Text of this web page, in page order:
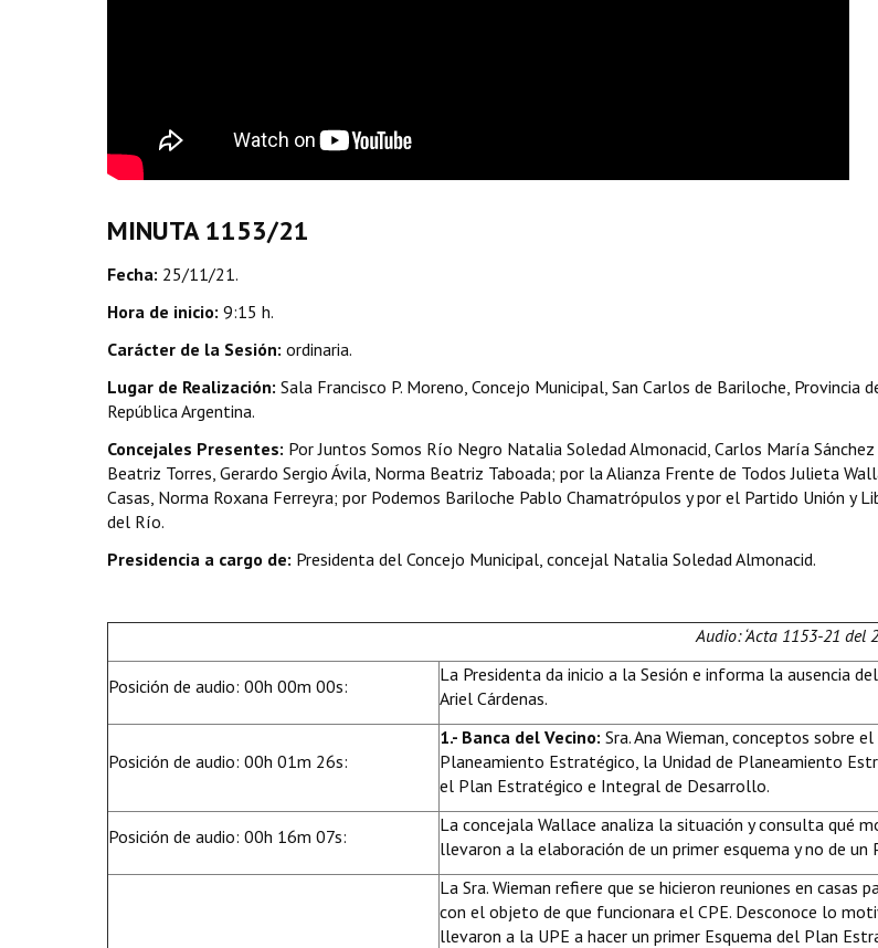
MINUTA 1153/21
Fecha: 25/11/21.
Hora de inicio: 9:15 h.
Carácter de la Sesión: ordinaria.
Lugar de Realización: Sala Francisco P. Moreno, Concejo Municipal, San Carlos de Bariloche, Provincia
República Argentina.
Concejales Presentes: Por Juntos Somos Río Negro Natalia Soledad Almonacid, Carlos María
Beatriz Torres, Gerardo Sergio Ávila, Norma Beatriz Taboada; por la Alianza Frente de Todos Julieta
Casas, Norma Roxana Ferreyra; por Podemos Bariloche Pablo Chamatrópulos y por el Partido Unión y
del Río.
Presidencia a cargo de: Presidenta del Concejo Municipal, concejal Natalia Soledad Almonacid.
Audio: ‘Acta 1153-21 del
Posición de audio: 00h 00m 00s:
La Presidenta da inicio a la Sesión e informa la ausencia
Ariel Cárdenas.
Posición de audio: 00h 01m 26s:
1.- Banca del Vecino: Sra. Ana Wieman, conceptos sobre el
Planeamiento Estratégico, la Unidad de Planeamiento
el Plan Estratégico e Integral de Desarrollo.
Posición de audio: 00h 16m 07s:
La concejala Wallace analiza la situación y consulta qué
llevaron a la elaboración de un primer esquema y no de un
La Sra. Wieman refiere que se hicieron reuniones en casas
con el objeto de que funcionara el CPE. Desconoce lo
llevaron a la UPE a hacer un primer Esquema del Plan